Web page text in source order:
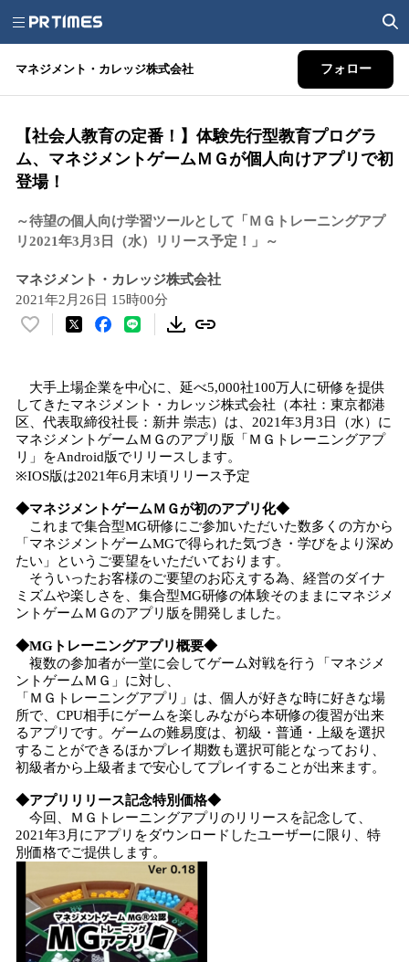
マネジメント・カレッジ株式会社 フォロー
【社会人教育の定番！】体験先行型教育プログラ
ム、マネジメントゲームＭＧが個人向けアプリで初
登場！
～待望の個人向け学習ツールとして「ＭＧトレーニングアプ
リ2021年3月3日（水）リリース予定！」～
マネジメント・カレッジ株式会社
2021年2月26日 15時00分
い
！
数
を
読
み
み
中
で
す
大手上場企業を中心に、延べ5,000社100万人に研修を提供
してきたマネジメント・カレッジ株式会社（本社：東京都港
区、代表取締役社長：新井 崇志）は、2021年3月3日（水）に
マネジメントゲームＭＧのアプリ版「ＭＧトレーニングアプ
リ」をAndroid版でリリースします。
※IOS版は2021年6月末頃リリース予定
◆マネジメントゲームＭＧが初のアプリ化◆
これまで集合型MG研修にご参加いただいた数多くの方から
「マネジメントゲームMGで得られた気づき・学びをより深め
たい」というご要望をいただいております。
そういったお客様のご要望のお応えする為、経営のダイナ
ミズムや楽しさを、集合型MG研修の体験そのままにマネジメ
ントゲームＭＧのアプリ版を開発しました。
◆MGトレーニングアプリ概要◆
複数の参加者が一堂に会してゲーム対戦を行う「マネジメ
ントゲームＭＧ」に対し、
「ＭＧトレーニングアプリ」は、個人が好きな時に好きな場
所で、CPU相手にゲームを楽しみながら本研修の復習が出来
るアプリです。ゲームの難易度は、初級・普通・上級を選択
することができるほかプレイ期数も選択可能となっており、
初級者から上級者まで安心してプレイすることが出来ます。
◆アプリリリース記念特別価格◆
今回、ＭＧトレーニングアプリのリリースを記念して、
2021年3月にアプリをダウンロードしたユーザーに限り、特
別価格でご提供します。